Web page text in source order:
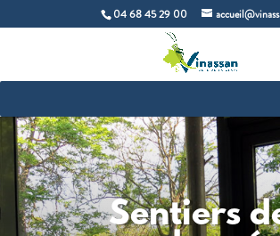
04 68 45 29 00
Sentiers